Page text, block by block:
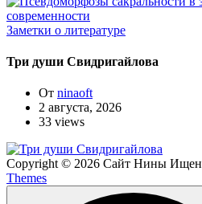
Заметки о литературе
Три души Свидригайлова
От ninaoft
2 августа, 2026
33 views
Copyright © 2026 Сайт Нины
Themes